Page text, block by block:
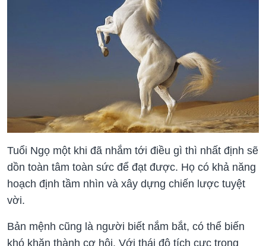
Tuổi Ngọ một khi đã nhắm tới điều gì thì nhất định sẽ
dồn toàn tâm toàn sức để đạt được. Họ có khả năng
hoạch định tầm nhìn và xây dựng chiến lược tuyệt
vời.
Bản mệnh cũng là người biết nắm bắt, có thể biến
khó khăn thành cơ hội. Với thái độ tích cực trong